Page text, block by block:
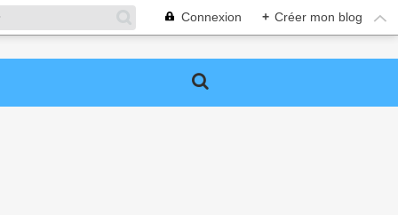
Connexion + Créer mon blog